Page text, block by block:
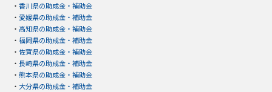
・ 香川県の助成金・補助金
・ 愛媛県の助成金・補助金
・ 高知県の助成金・補助金
・ 福岡県の助成金・補助金
・ 佐賀県の助成金・補助金
・ 長崎県の助成金・補助金
・ 熊本県の助成金・補助金
・ 大分県の助成金・補助金